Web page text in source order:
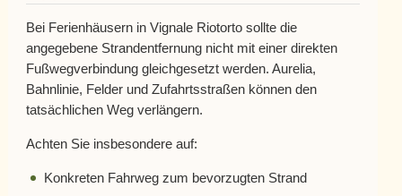
Bei Ferienhäusern in Vignale Riotorto sollte die
angegebene Strandentfernung nicht mit einer direkten
Fußwegverbindung gleichgesetzt werden. Aurelia,
Bahnlinie, Felder und Zufahrtsstraßen können den
tatsächlichen Weg verlängern.
Achten Sie insbesondere auf:
Konkreten Fahrweg zum bevorzugten Strand